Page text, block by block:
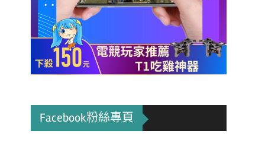
Facebook粉絲專頁